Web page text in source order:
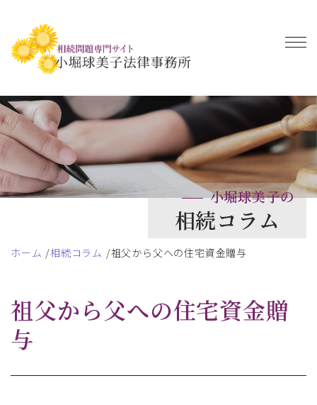
小堀球美子の
相続コラム
ホーム 相続コラム 祖父から父への住宅資金贈与
祖父から父への住宅資金贈
与